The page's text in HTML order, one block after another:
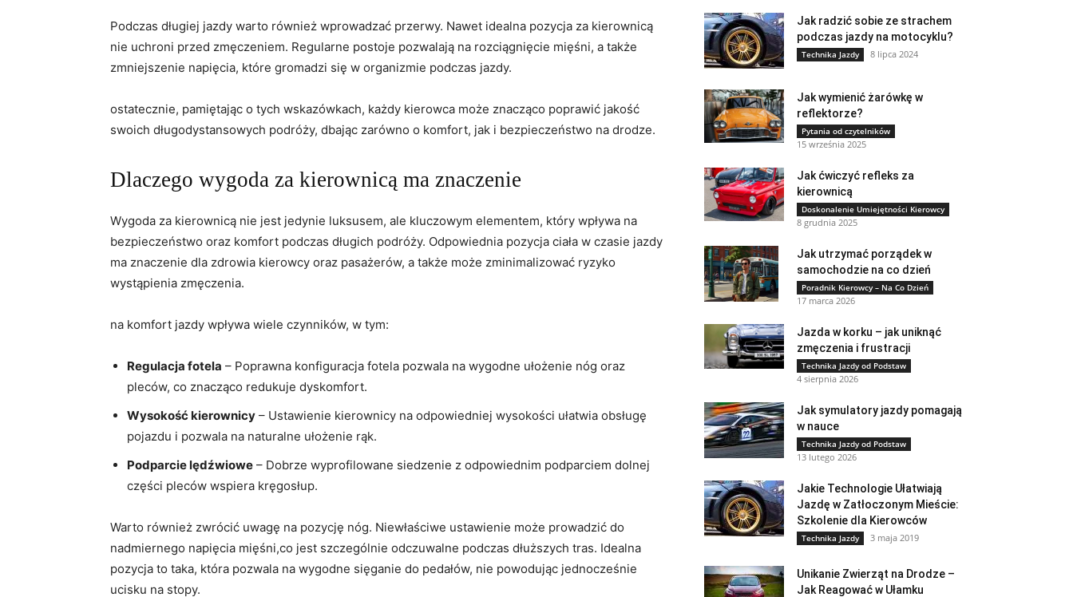
Podczas długiej ⁢jazdy warto również ⁣wprowadzać ⁣przerwy. Nawet idealna pozycja⁣ za kierownicą
nie uchroni przed zmęczeniem. ‍Regularne⁢ postoje pozwalają na rozciągnięcie mięśni, a także
zmniejszenie napięcia, które⁣ gromadzi się w organizmie podczas jazdy.
ostatecznie, pamiętając o tych wskazówkach, każdy kierowca może znacząco ‍poprawić jakość
swoich długodystansowych ​podróży, dbając ⁣zarówno o komfort, jak i⁢ bezpieczeństwo na drodze.
Dlaczego wygoda za kierownicą ma znaczenie
Wygoda za kierownicą nie jest jedynie luksusem,‌ ale kluczowym elementem, który wpływa ​na
bezpieczeństwo oraz komfort podczas długich podróży. ​Odpowiednia pozycja ciała w czasie ⁢jazdy​
ma znaczenie ‍dla zdrowia kierowcy oraz pasażerów, a także może zminimalizować ryzyko
wystąpienia zmęczenia.
na komfort jazdy wpływa wiele czynników, ‌w tym:
Regulacja fotela – Poprawna ⁤konfiguracja⁢ fotela pozwala ​na wygodne ułożenie nóg oraz
pleców, ​co znacząco ‍redukuje dyskomfort.
Wysokość kierownicy – Ustawienie kierownicy na odpowiedniej⁤ wysokości ułatwia obsługę
‍pojazdu ​i​ pozwala na naturalne ułożenie rąk.
Podparcie lędźwiowe – Dobrze⁣ wyprofilowane siedzenie z odpowiednim‍ podparciem dolnej
części pleców wspiera kręgosłup.
Warto również zwrócić uwagę‌ na pozycję​ nóg. Niewłaściwe ustawienie może prowadzić ⁤do
nadmiernego napięcia ⁢mięśni,co jest‌ szczególnie odczuwalne podczas ‌dłuższych tras. Idealna
pozycja to taka, która pozwala ‍na ​wygodne sięganie do ‌pedałów, nie powodując jednocześnie
ucisku na ‌stopy.
Jak radzić sobie ze strachem
podczas jazdy na motocyklu?
Technika Jazdy 8 lipca 2024
Jak wymienić żarówkę w
reflektorze?
Pytania od czytelników
15 września 2025
Jak ćwiczyć refleks za
kierownicą
Doskonalenie Umiejętności Kierowcy
8 grudnia 2025
Jak utrzymać porządek w
samochodzie na co dzień
Poradnik Kierowcy – Na Co Dzień
17 marca 2026
Jazda w korku – jak uniknąć
zmęczenia i frustracji
Technika Jazdy od Podstaw
4 sierpnia 2026
Jak symulatory jazdy pomagają
w nauce
Technika Jazdy od Podstaw
13 lutego 2026
Jakie Technologie Ułatwiają
Jazdę w Zatłoczonym Mieście:
Szkolenie dla Kierowców
Technika Jazdy 3 maja 2019
Unikanie Zwierząt na Drodze –
Jak Reagować w Ułamku